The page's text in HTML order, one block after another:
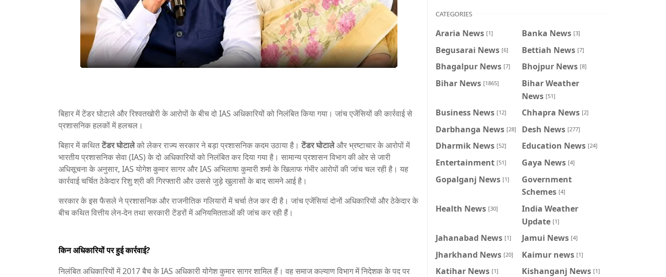
बिहार में टेंडर घोटाले और रिश्वतखोरी के आरोपों के बीच दो IAS अधिकारियों को निलंबित किया गया। जांच एजेंसियों की कार्रवाई से
प्रशासनिक हलकों में हलचल।
बिहार में कथितटेंडर घोटालेको लेकर राज्य सरकार ने बड़ा प्रशासनिक कदम उठाया है।टेंडर घोटालेऔर भ्रष्टाचार के आरोपों में
भारतीय प्रशासनिक सेवा (IAS) के दो अधिकारियों को निलंबित कर दिया गया है। सामान्य प्रशासन विभाग की ओर से जारी
अधिसूचना के अनुसार, IAS योगेश कुमार सागर और IAS अभिलाषा कुमारी शर्मा के खिलाफ गंभीर आरोपों की जांच चल रही है। यह
कार्रवाई चर्चित ठेकेदार रिशु श्री की गिरफ्तारी और उससे जुड़े खुलासों के बाद सामने आई है।
सरकार के इस फैसले ने प्रशासनिक और राजनीतिक गलियारों में चर्चा तेज कर दी है। जांच एजेंसियां दोनों अधिकारियों और ठेकेदार के
बीच कथित वित्तीय लेन-देन तथा सरकारी टेंडरों में अनियमितताओं की जांच कर रही हैं।
किन अधिकारियों पर हुई कार्रवाई?
निलंबित अधिकारियों में 2017 बैच के IAS अधिकारी योगेश कुमार सागर शामिल हैं। वह समाज कल्याण विभाग में निदेशक के पद पर
CATEGORIES
Araria News [1] Banka News [3]
Begusarai News [6] Bettiah News [7]
Bhagalpur News [7] Bhojpur News [8]
Bihar News [1865]
Bihar Weather
News [51]
Business News [12] Chhapra News [2]
Darbhanga News [28] Desh News [277]
Dharmik News [52] Education News [24]
Entertainment [51] Gaya News [4]
Gopalganj News [1]
Government
Schemes [4]
Health News [30]
India Weather
Update [1]
Jahanabad News [1] Jamui News [4]
Jharkhand News [20] Kaimur news [1]
Katihar News [1] Kishanganj News [1]